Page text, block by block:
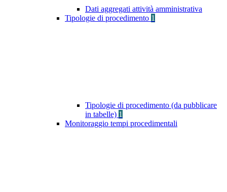
Dati aggregati attività amministrativa
Tipologie di procedimento 1
Tipologie di procedimento (da pubblicare
in tabelle) 1
Monitoraggio tempi procedimentali